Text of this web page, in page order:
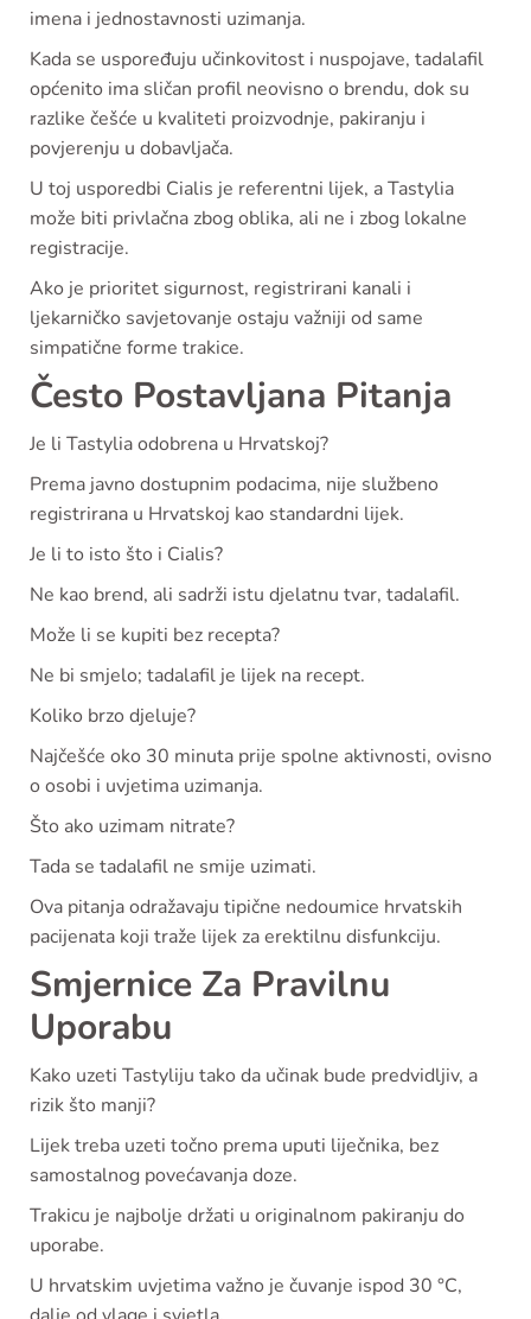
imena i jednostavnosti uzimanja.
Kada se uspoređuju učinkovitost i nuspojave, tadalafil
općenito ima sličan profil neovisno o brendu, dok su
razlike češće u kvaliteti proizvodnje, pakiranju i
povjerenju u dobavljača.
U toj usporedbi Cialis je referentni lijek, a Tastylia
može biti privlačna zbog oblika, ali ne i zbog lokalne
registracije.
Ako je prioritet sigurnost, registrirani kanali i
ljekarničko savjetovanje ostaju važniji od same
simpatične forme trakice.
Često Postavljana Pitanja
Je li Tastylia odobrena u Hrvatskoj?
Prema javno dostupnim podacima, nije službeno
registrirana u Hrvatskoj kao standardni lijek.
Je li to isto što i Cialis?
Ne kao brend, ali sadrži istu djelatnu tvar, tadalafil.
Može li se kupiti bez recepta?
Ne bi smjelo; tadalafil je lijek na recept.
Koliko brzo djeluje?
Najčešće oko 30 minuta prije spolne aktivnosti, ovisno
o osobi i uvjetima uzimanja.
Što ako uzimam nitrate?
Tada se tadalafil ne smije uzimati.
Ova pitanja odražavaju tipične nedoumice hrvatskih
pacijenata koji traže lijek za erektilnu disfunkciju.
Smjernice Za Pravilnu
Uporabu
Kako uzeti Tastyliju tako da učinak bude predvidljiv, a
rizik što manji?
Lijek treba uzeti točno prema uputi liječnika, bez
samostalnog povećavanja doze.
Trakicu je najbolje držati u originalnom pakiranju do
uporabe.
U hrvatskim uvjetima važno je čuvanje ispod 30 °C,